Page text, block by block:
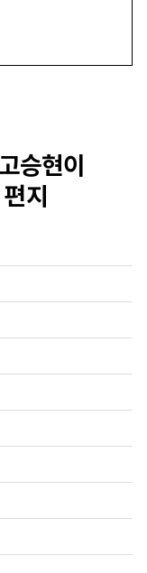
승현이
지